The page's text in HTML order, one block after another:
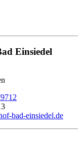
Einsiedel
bad-einsiedel.de